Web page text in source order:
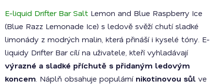
E-liquid Drifter Bar Salt Lemon and Blue Raspberry Ice
(Blue Razz Lemonade Ice) s ledově svěží chutí sladké
limonády z modrých malin, která přináší i kyselé tóny. E-
liquidy Drifter Bar cílí na uživatele, kteří vyhladávají
výrazné a sladké příchutě s přidaným ledovým
koncem . Náplň obsahuje populární nikotinovou sůl ve